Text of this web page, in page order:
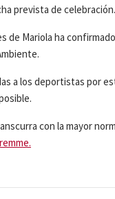
prevista de celebración.
de Mariola ha
a los deportistas por
con la mayor